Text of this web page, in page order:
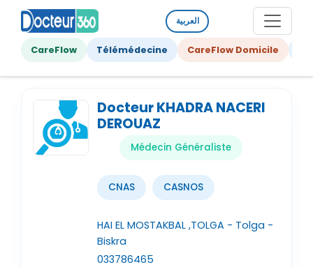
العربية
CareFlow Télémédecine CareFlow Domicile
Docteur KHADRA NACERI
DEROUAZ
Médecin Généraliste
CNAS CASNOS
HAI EL MOSTAKBAL ,TOLGA - Tolga -
Biskra
033786465